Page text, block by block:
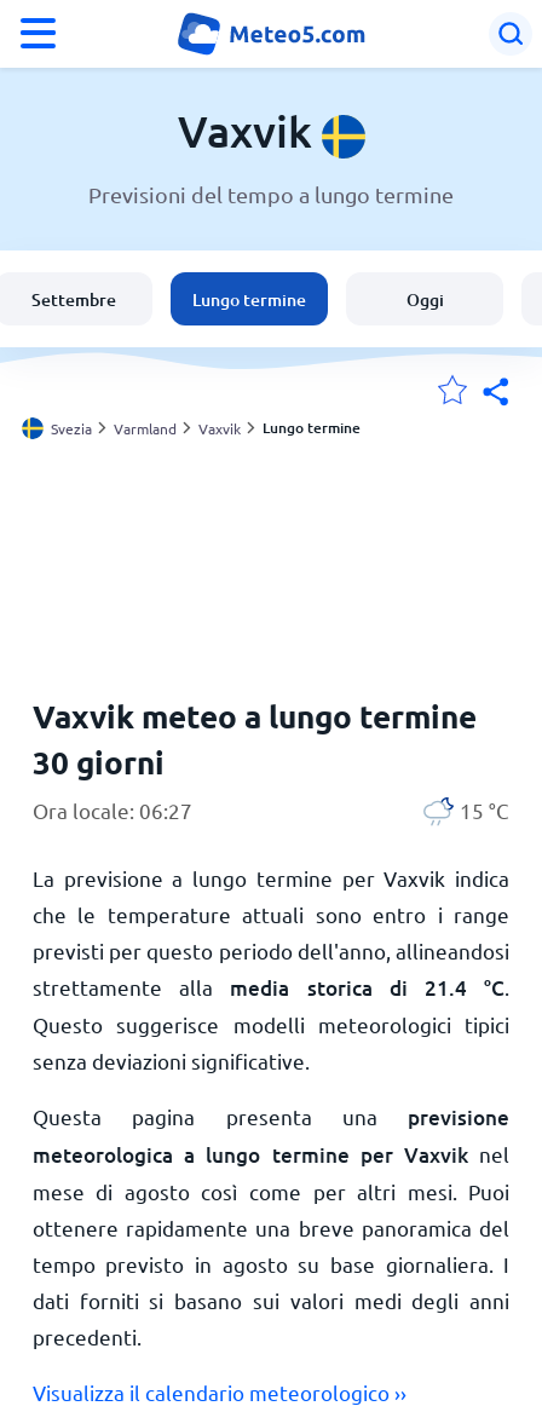
Meteo a Vaxvik
Italia
Svizzera
Vaxvik
Previsioni del tempo a lungo termine
Settembre Lungo termine Oggi
Svezia Varmland Vaxvik Lungo termine
Vaxvik meteo a lungo termine
30 giorni
Ora locale: 06:27 15 °C
La previsione a lungo termine per Vaxvik indica
che le temperature attuali sono entro i range
previsti per questo periodo dell'anno, allineandosi
strettamente alla media storica di 21.4 °C
Questo suggerisce modelli meteorologici tipici
senza deviazioni significative.
Questa pagina presenta una previsione
meteorologica a lungo termine per Vaxviknel
mese di agosto così come per altri mesi. Puoi
ottenere rapidamente una breve panoramica del
tempo previsto in agosto su base giornaliera. I
dati forniti si basano sui valori medi degli anni
precedenti.
Visualizza il calendario meteorologico ››